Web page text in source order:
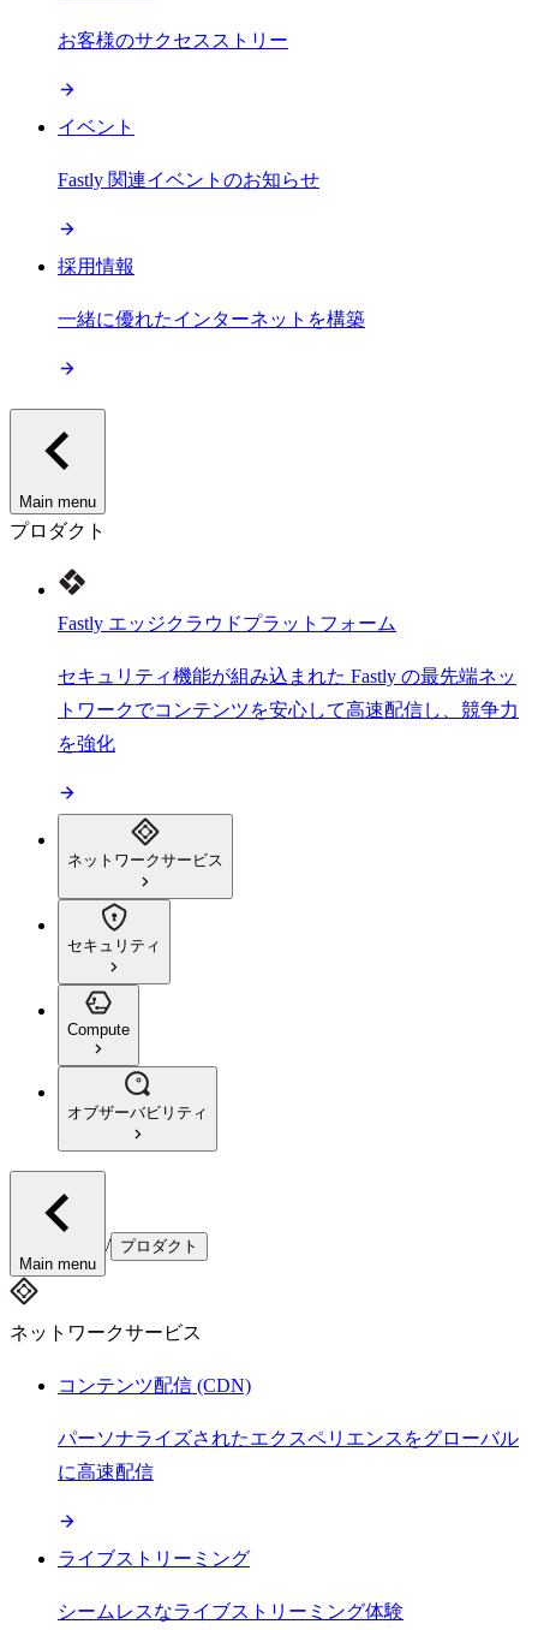
お客様のサクセスストリー
イベント
Fastly 関連イベントのお知らせ
採用情報
一緒に優れたインターネットを構築
Main menu
プロダクト
Fastly エッジクラウドプラットフォーム
セキュリティ機能が組み込まれた Fastly の最先端ネッ
トワークでコンテンツを安心して高速配信し、競争力
を強化
ネットワークサービス
セキュリティ
Compute
オブザーバビリティ
Main menu
/ プロダクト
ネットワークサービス
コンテンツ配信 (CDN)
パーソナライズされたエクスペリエンスをグローバル
に高速配信
ライブストリーミング
シームレスなライブストリーミング体験